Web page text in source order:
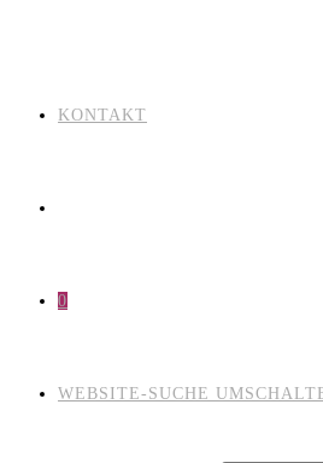
KONTAKT
0
WEBSITE-SUCHE